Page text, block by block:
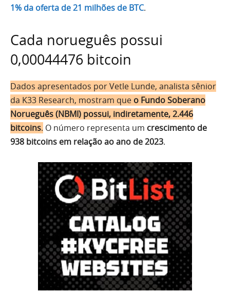
1% da oferta de 21 milhões de BTC.
Cada norueguês possui
0,00044476 bitcoin
Dados apresentados por Vetle Lunde, analista sênior
da K33 Research, mostram que o Fundo Soberano
Norueguês (NBMI) possui, indiretamente, 2.446
bitcoins. O número representa um crescimento de
938 bitcoins em relação ao ano de 2023.